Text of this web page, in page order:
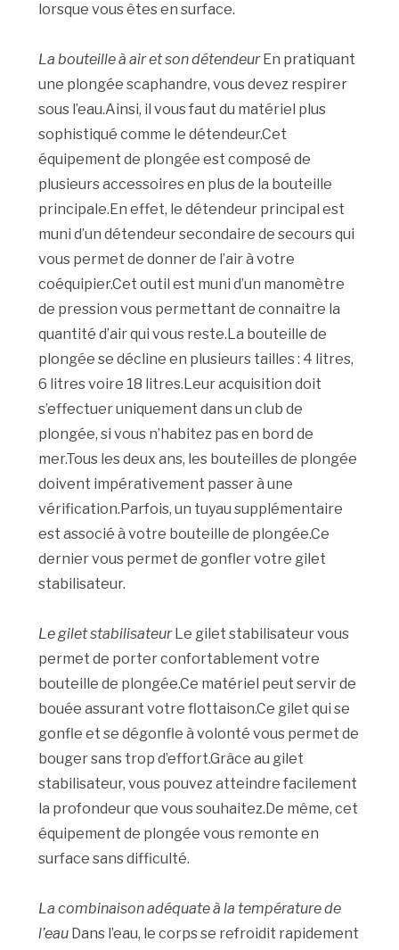
lorsque vous êtes en surface.
La bouteille à air et son détendeurEn pratiquant
une plongée scaphandre, vous devez respirer
sous l’eau.Ainsi, il vous faut du matériel plus
sophistiqué comme le détendeur.Cet
équipement de plongée est composé de
plusieurs accessoires en plus de la bouteille
principale.En effet, le détendeur principal est
muni d’un détendeur secondaire de secours qui
vous permet de donner de l’air à votre
coéquipier.Cet outil est muni d’un manomètre
de pression vous permettant de connaitre la
quantité d’air qui vous reste.La bouteille de
plongée se décline en plusieurs tailles : 4 litres,
6 litres voire 18 litres.Leur acquisition doit
s’effectuer uniquement dans un club de
plongée, si vous n’habitez pas en bord de
mer.Tous les deux ans, les bouteilles de plongée
doivent impérativement passer à une
vérification.Parfois, un tuyau supplémentaire
est associé à votre bouteille de plongée.Ce
dernier vous permet de gonfler votre gilet
stabilisateur.
Le gilet stabilisateurLe gilet stabilisateur vous
permet de porter confortablement votre
bouteille de plongée.Ce matériel peut servir de
bouée assurant votre flottaison.Ce gilet qui se
gonfle et se dégonfle à volonté vous permet de
bouger sans trop d’effort.Grâce au gilet
stabilisateur, vous pouvez atteindre facilement
la profondeur que vous souhaitez.De même, cet
équipement de plongée vous remonte en
surface sans difficulté.
La combinaison adéquate à la température de
l’eau Dans l’eau, le corps se refroidit rapidement